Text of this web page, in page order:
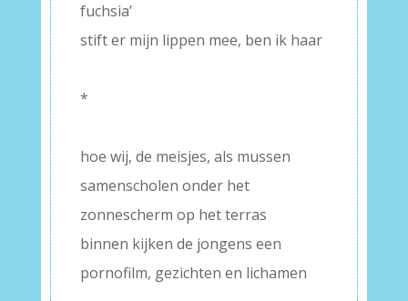
fuchsia’
stift er mijn lippen mee, ben ik haar
*
hoe wij, de meisjes, als mussen
samenscholen onder het
zonnescherm op het terras
binnen kijken de jongens een
pornofilm, gezichten en lichamen